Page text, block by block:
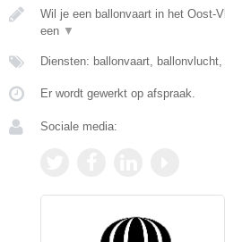
Wil je een ballonvaart in het Oost-
een ▼
Diensten: ballonvaart,
Er wordt gewerkt op afspraak.
Sociale media: